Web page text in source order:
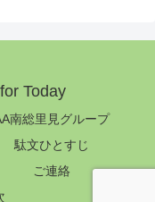
Today
南総里見グループ
駄文ひとすじ
ご連絡